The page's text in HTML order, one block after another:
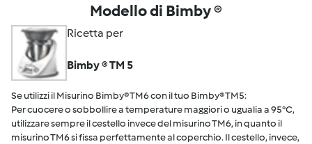
Modello di Bimby ®
Ricetta per
Bimby ® TM 5
Se utilizzi il Misurino Bimby® TM6 con il tuo Bimby® TM5:
Per cuocere o sobbollire a temperature maggiori o ugualia a 95°C,
utilizzare sempre il cestello invece del misurino TM6, in quanto il
misurino TM6 si fissa perfettamente al coperchio. Il cestello, invece,